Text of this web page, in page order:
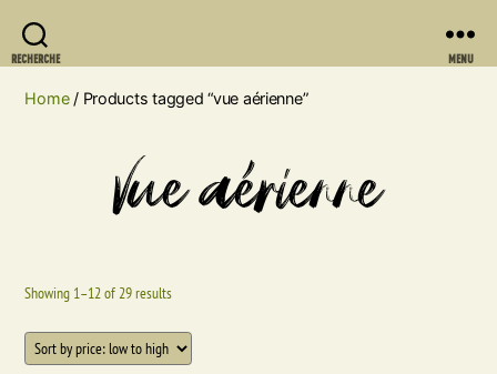
RECHERCHE MENU
Home/ Products tagged “vue aérienne”
vue aérienne
Showing 1–12 of 29 results